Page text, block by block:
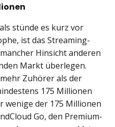
stünde es kurz vor
ist das Streaming-
Hinsicht anderen
Markt überlegen.
Zuhörer als der
175 Millionen
wenige der 175 Millionen
Go, den Premium-